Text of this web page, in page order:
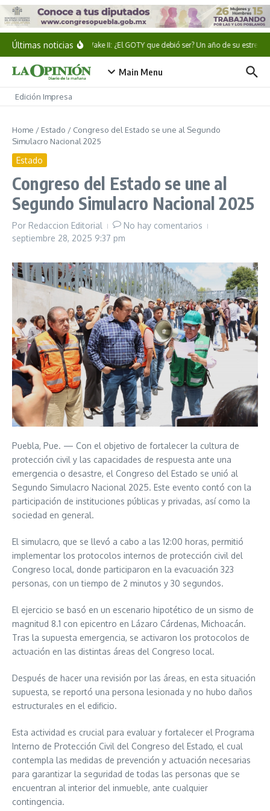
Saltar al contenido
Últimas noticiasAlan Wake II: ¿El GOTY que debió ser? Un año de su estreno
Main Menu
Edición Impresa
Home / Estado / Congreso del Estado se une al Segundo
Simulacro Nacional 2025
Estado
Congreso del Estado se une al
Segundo Simulacro Nacional 2025
Por Redaccion Editorial
No hay comentarios
septiembre 28, 2025 9:37 pm
Puebla, Pue. — Con el objetivo de fortalecer la cultura de
protección civil y las capacidades de respuesta ante una
emergencia o desastre, el Congreso del Estado se unió al
Segundo Simulacro Nacional 2025. Este evento contó con la
participación de instituciones públicas y privadas, así como la
sociedad en general.
El simulacro, que se llevó a cabo a las 12:00 horas, permitió
implementar los protocolos internos de protección civil del
Congreso local, donde participaron en la evacuación 323
personas, con un tiempo de 2 minutos y 30 segundos.
El ejercicio se basó en un escenario hipotético de un sismo de
magnitud 8.1 con epicentro en Lázaro Cárdenas, Michoacán.
Tras la supuesta emergencia, se activaron los protocolos de
actuación en las distintas áreas del Congreso local.
Después de hacer una revisión por las áreas, en esta situación
supuesta, se reportó una persona lesionada y no hubo daños
estructurales en el edificio.
Esta actividad es crucial para evaluar y fortalecer el Programa
Interno de Protección Civil del Congreso del Estado, el cual
contempla las medidas de prevención y actuación necesarias
para garantizar la seguridad de todas las personas que se
encuentran al interior del inmueble, ante cualquier
contingencia.